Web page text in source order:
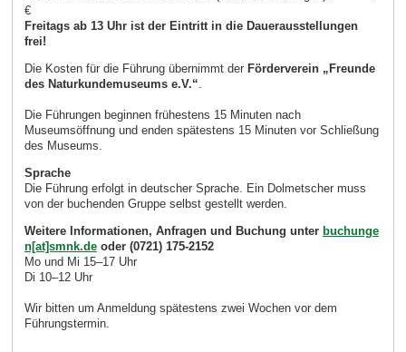
€
Freitags ab 13 Uhr ist der Eintritt in die Dauerausstellungen
frei!
Die Kosten für die Führung übernimmt der Förderverein „Freunde
des Naturkundemuseums e.V.“.
Die Führungen beginnen frühestens 15 Minuten nach
Museumsöffnung und enden spätestens 15 Minuten vor Schließung
des Museums.
Sprache
Die Führung erfolgt in deutscher Sprache. Ein Dolmetscher muss
von der buchenden Gruppe selbst gestellt werden.
Weitere Informationen, Anfragen und Buchung unter buchunge
n[at]smnk.deoder (0721) 175-2152
Mo und Mi 15–17 Uhr
Di 10–12 Uhr
Wir bitten um Anmeldung spätestens zwei Wochen vor dem
Führungstermin.